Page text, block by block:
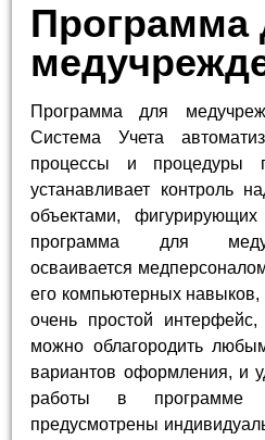
Программа
Программа для
Система Учета
процессы и процедуры
устанавливает контроль
объектами,
программа для
осваивается
его компьютерных навыков,
очень простой
можно облагородить
вариантов оформления, и
работы в программе
предусмотрены